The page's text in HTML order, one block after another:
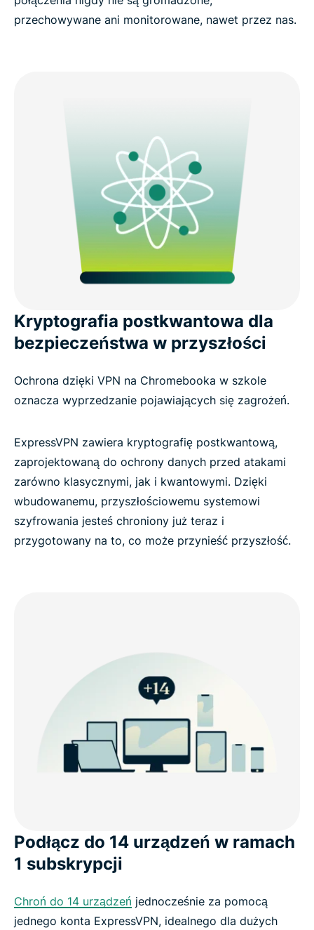
przechowywane ani monitorowane, nawet przez nas.
Kryptografia postkwantowa dla
bezpieczeństwa w przyszłości
Ochrona dzięki VPN na Chromebooka w szkole
oznacza wyprzedzanie pojawiających się zagrożeń.
ExpressVPN zawiera kryptografię postkwantową,
zaprojektowaną do ochrony danych przed atakami
zarówno klasycznymi, jak i kwantowymi. Dzięki
wbudowanemu, przyszłościowemu systemowi
szyfrowania jesteś chroniony już teraz i
przygotowany na to, co może przynieść przyszłość.
Podłącz do 14 urządzeń w ramach
1 subskrypcji
Chroń do 14 urządzeń jednocześnie za pomocą
jednego konta ExpressVPN, idealnego dla dużych